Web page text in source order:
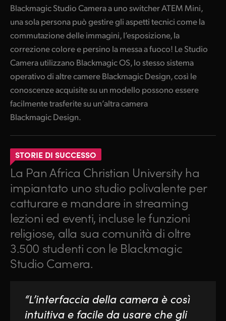
Blackmagic Studio Camera a uno switcher ATEM Mini,
una sola persona può gestire gli aspetti tecnici come la
commutazione delle immagini, l’esposizione, la
correzione colore e persino la messa a fuoco! Le Studio
Camera utilizzano Blackmagic OS, lo stesso sistema
operativo di altre camere Blackmagic Design, così le
conoscenze acquisite su un modello possono essere
facilmente trasferite su un’altra camera
Blackmagic Design.
STORIE DI SUCCESSO
La Pan Africa Christian University ha
impiantato uno studio polivalente per
catturare e mandare in streaming
lezioni ed eventi, incluse le funzioni
religiose, alla sua comunità di oltre
3.500 studenti con le Blackmagic
Studio Camera.
“L’interfaccia della camera è così
intuitiva e facile da usare che gli